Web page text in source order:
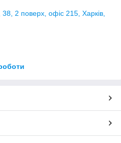
2 поверх, офіс 215, Харків,